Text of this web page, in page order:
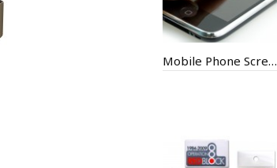
Mobile Phone Screen Cleaning